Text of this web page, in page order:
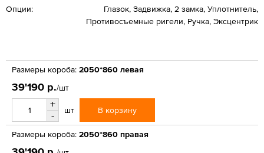
Опции:
Глазок, Задвижка, 2 замка, Уплотнитель,
Противосъемные ригели, Ручка, Эксцентрик
Размеры короба: 2050*860 левая
39'190 р./шт
+
-
шт В корзину
Размеры короба: 2050*860 правая